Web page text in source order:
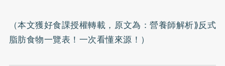
（本文獲好食課授權轉載，原文為：營養師解析⟫反式
脂肪食物一覽表！一次看懂來源！ ）